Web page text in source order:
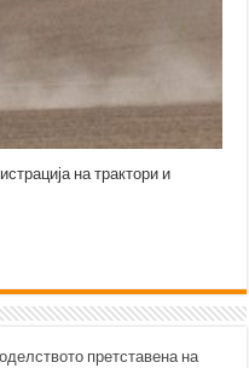
на трактори и
претставена на